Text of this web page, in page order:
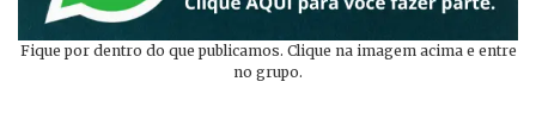
Fique por dentro do que publicamos. Clique na imagem acima e entre
no grupo.